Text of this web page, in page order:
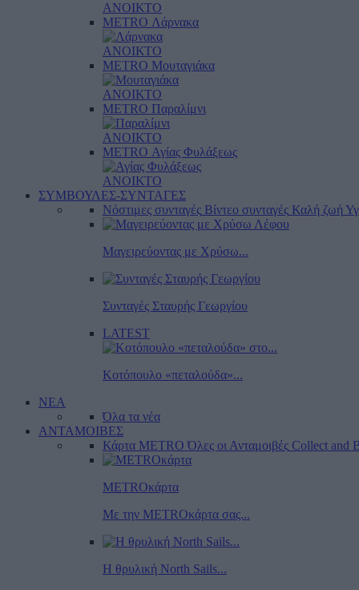
ΑΝΟΙΚΤΟ
METRO Λάρνακα
ΑΝΟΙΚΤΟ
METRO Μουταγιάκα
ΑΝΟΙΚΤΟ
METRO Παραλίμνι
ΑΝΟΙΚΤΟ
METRO Αγίας Φυλάξεως
ΑΝΟΙΚΤΟ
ΣΥΜΒΟΥΛΕΣ-ΣΥΝΤΑΓΕΣ
Νόστιμες συνταγές Βίντεο συνταγές Καλή ζωή
Μαγειρεύοντας με Χρύσω...
Συνταγές Σταυρής Γεωργίου
LATEST
Κοτόπουλο «πεταλούδα»...
ΝΕΑ
Όλα τα νέα
ΑΝΤΑΜΟΙΒΕΣ
Κάρτα METRO Όλες οι Ανταμοιβές Collect and
METROκάρτα
Με την METROκάρτα σας...
Η θρυλική North Sails...